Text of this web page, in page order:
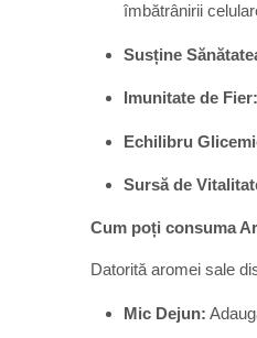
îmbătrânirii
Susține
Imunitate de Fier:
Echilibru
Sursă de
Cum poți consuma
Datorită aromei sale
Mic Dejun: